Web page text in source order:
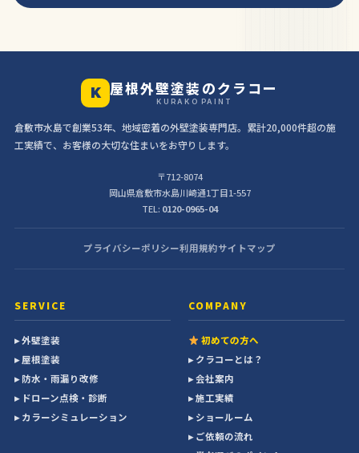
K 屋根外壁塗装のクラコー
KURAKO PAINT
倉敷市水島で創業53年、地域密着の外壁塗装専門店。累計20,000件超の施
工実績で、お客様の大切な住まいをお守りします。
〒712-8074
岡山県倉敷市水島川崎通1丁目1-557
TEL: 0120-0965-04
プライバシーポリシー利用規約サイトマップ
SERVICE
▸ 外壁塗装
▸ 屋根塗装
▸ 防水・雨漏り改修
▸ ドローン点検・診断
▸ カラーシミュレーション
COMPANY
初めての方へ
▸ クラコーとは？
▸ 会社案内
▸ 施工実績
▸ ショールーム
▸ ご依頼の流れ